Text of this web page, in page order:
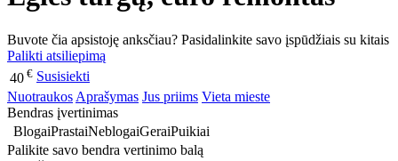
Buvote čia apsistoję anksčiau? Pasidalinkite savo įspūdžiais su kitais
Palikti atsiliepimą
40 € Susisiekti
Nuotraukos Aprašymas Jus priims Vieta mieste
Bendras įvertinimas
BlogaiPrastaiNeblogaiGeraiPuikiai
Palikite savo bendra vertinimo balą